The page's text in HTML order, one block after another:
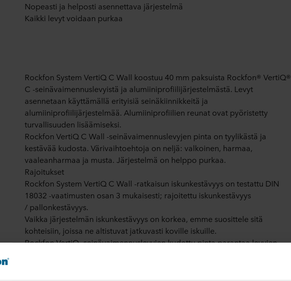
Nopeasti ja helposti asennettava järjestelmä
Kaikki levyt voidaan purkaa
Rockfon System VertiQ C Wall koostuu 40 mm paksuista Rockfon® VertiQ®
C -seinävaimennuslevyistä ja alumiiniprofiilijärjestelmästä. Levyt
asennetaan käyttämällä erityisiä seinäkiinnikkeitä ja
alumiiniprofiilijärjestelmää. Alumiiniprofiilien reunat ovat pyöristetty
turvallisuuden lisäämiseksi.
Rockfon VertiQ C Wall -seinävaimennuslevyjen pinta on tyylikästä ja
kestävää kudosta. Värivaihtoehtoja on neljä: valkoinen, harmaa,
vaaleanharmaa ja musta. Järjestelmä on helppo purkaa.
Rajoitukset
Rockfon System VertiQ C Wall -ratkaisun iskunkestävyys on testattu DIN
18032 -vaatimusten osan 3 mukaisesti; rajoitettu iskunkestävyys
/ pallonkestävyys.
Vaikka järjestelmän iskunkestävyys on korkea, emme suosittele sitä
kohteisiin, joissa ne altistuvat jatkuvasti koville iskuille.
Rockfon VertiQ -seinävaimennuslevyjen kudottu pinta parantaa levyjen